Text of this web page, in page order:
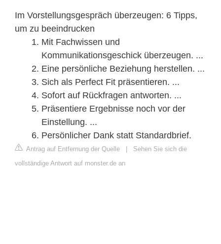
Im Vorstellungsgespräch überzeugen: 6 Tipps,
um zu beeindrucken
Mit Fachwissen und
Kommunikationsgeschick überzeugen. ...
Eine persönliche Beziehung herstellen. ...
Sich als Perfect Fit präsentieren. ...
Sofort auf Rückfragen antworten. ...
Präsentiere Ergebnisse noch vor der
Einstellung. ...
Persönlicher Dank statt Standardbrief.
Antrag auf Entfernung der Quelle | Sehen Sie sich die
vollständige Antwort auf monster.de an